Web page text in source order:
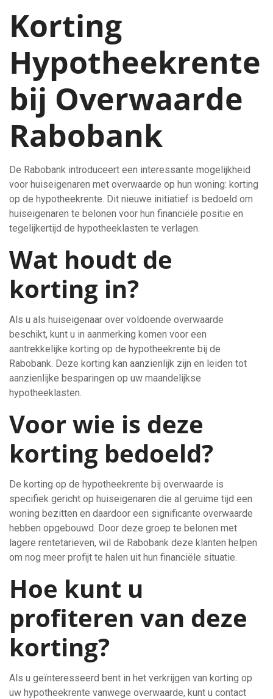
Korting
Hypotheekrente
bij Overwaarde
Rabobank
De Rabobank introduceert een interessante mogelijkheid
voor huiseigenaren met overwaarde op hun woning: korting
op de hypotheekrente. Dit nieuwe initiatief is bedoeld om
huiseigenaren te belonen voor hun financiële positie en
tegelijkertijd de hypotheeklasten te verlagen.
Wat houdt de
korting in?
Als u als huiseigenaar over voldoende overwaarde
beschikt, kunt u in aanmerking komen voor een
aantrekkelijke korting op de hypotheekrente bij de
Rabobank. Deze korting kan aanzienlijk zijn en leiden tot
aanzienlijke besparingen op uw maandelijkse
hypotheeklasten.
Voor wie is deze
korting bedoeld?
De korting op de hypotheekrente bij overwaarde is
specifiek gericht op huiseigenaren die al geruime tijd een
woning bezitten en daardoor een significante overwaarde
hebben opgebouwd. Door deze groep te belonen met
lagere rentetarieven, wil de Rabobank deze klanten helpen
om nog meer profijt te halen uit hun financiële situatie.
Hoe kunt u
profiteren van deze
korting?
Als u geïnteresseerd bent in het verkrijgen van korting op
uw hypotheekrente vanwege overwaarde, kunt u contact